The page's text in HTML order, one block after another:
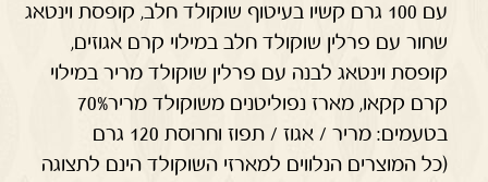
עם 100 גרם קשיו בעיטוף שוקולד חלב, קופסת וינטאג
שחור עם פרלין שוקולד חלב במילוי קרם אגוזים,
קופסת וינטאג לבנה עם פרלין שוקולד מריר במילוי
קרם קקאו, מארז נפוליטנים משוקולד מריר70%
בטעמים: מריר / אגוז / תפוז וחרוסת 120 גרם
(כל המוצרים הנלווים למארזי השוקולד הינם לתצוגה